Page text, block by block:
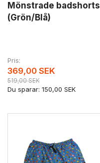
Mönstrade badshorts
(Grön/Blå)
Pris
369,00 SEK
519,00 SEK
Du sparar: 150,00 SEK